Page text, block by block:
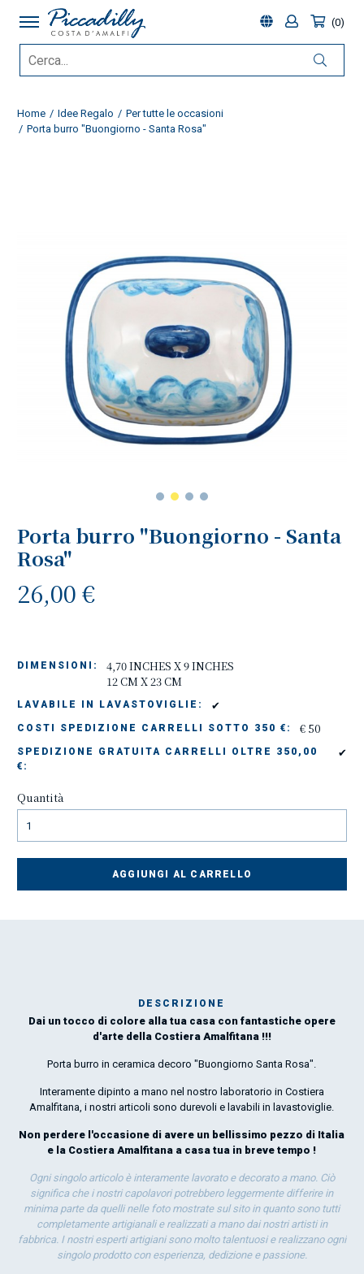
0
Home Idee Regalo
Per tutte le occasioni
Porta burro "Buongiorno - Santa Rosa"
Porta burro "Buongiorno - Santa
Rosa"
26,00 €
DIMENSIONI:
4,70 INCHES X 9 INCHES
12 CM X 23 CM
LAVABILE IN LAVASTOVIGLIE: ✔
COSTI SPEDIZIONE CARRELLI SOTTO 350 €: € 50
SPEDIZIONE GRATUITA CARRELLI OLTRE 350,00
€:
✔
Quantità
AGGIUNGI AL CARRELLO
DESCRIZIONE
Dai un tocco di colore alla tua casa con fantastiche opere
d'arte della Costiera Amalfitana !!!
Porta burro in ceramica decoro "Buongiorno Santa Rosa".
Interamente dipinto a mano nel nostro laboratorio in Costiera
Amalfitana, i nostri articoli sono durevoli e lavabili in lavastoviglie.
Non perdere l'occasione di avere un bellissimo pezzo di Italia
e la Costiera Amalfitana a casa tua in breve tempo !
Ogni singolo articolo è interamente lavorato e decorato a mano. Ciò
significa che i nostri capolavori potrebbero leggermente differire in
minima parte da quelli nelle foto mostrate sul sito in quanto sono tutti
completamente artigianali e realizzati a mano dai nostri artisti in
fabbrica. I nostri esperti artigiani sono molto talentuosi e realizzano ogni
singolo prodotto con esperienza, dedizione e passione.